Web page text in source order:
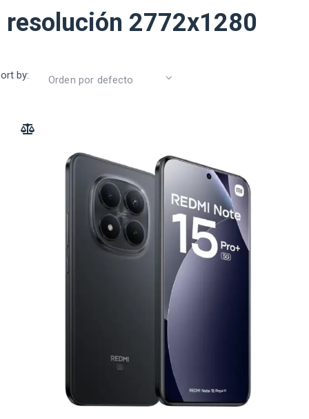
resolución 2772x1280
by: